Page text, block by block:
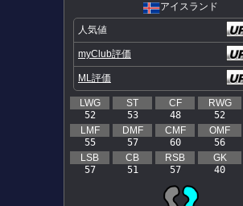
アイスランド
人気値
myClub評価
ML評価
LWG
52
ST
53
CF
48
RWG
52
LMF
55
DMF
57
CMF
60
OMF
56
LSB
57
CB
51
RSB
57
GK
40